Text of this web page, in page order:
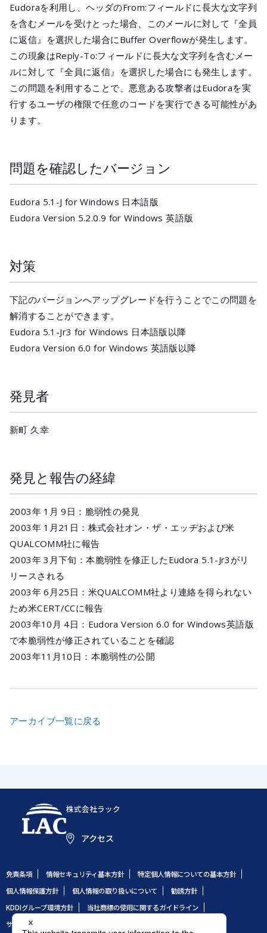
Eudoraを利用し、ヘッダのFrom:フィールドに長大な文字列
を含むメールを受けとった場合、このメールに対して『全員
に返信』を選択した場合にBuffer Overflowが発生します。
この現象はReply-To:フィールドに長大な文字列を含むメー
ルに対して『全員に返信』を選択した場合にも発生します。
この問題を利用することで、悪意ある攻撃者はEudoraを実
行するユーザの権限で任意のコードを実行できる可能性があ
ります。
問題を確認したバージョン
Eudora 5.1-J for Windows 日本語版
Eudora Version 5.2.0.9 for Windows 英語版
対策
下記のバージョンへアップグレードを行うことでこの問題を
解消することができます。
Eudora 5.1-Jr3 for Windows 日本語版以降
Eudora Version 6.0 for Windows 英語版以降
発見者
新町 久幸
発見と報告の経緯
2003年 1月 9日：脆弱性の発見
2003年 1月21日：株式会社オン・ザ・エッヂおよび米
QUALCOMM社に報告
2003年 3月下旬：本脆弱性を修正したEudora 5.1-Jr3がリ
リースされる
2003年 6月25日：米QUALCOMM社より連絡を得られない
ため米CERT/CCに報告
2003年10月 4日：Eudora Version 6.0 for Windows英語版
で本脆弱性が修正されていることを確認
2003年11月10日：本脆弱性の公開
アーカイブ一覧に戻る
株式会社ラック
アクセス
免責条項 情報セキュリティ基本方針
特定個人情報についての基本方針
個人情報保護方針
個人情報の取り扱いについて
勧誘方針
KDDIグループ環境方針
当社商標の使用に関するガイドライン
サイトのご利用条件